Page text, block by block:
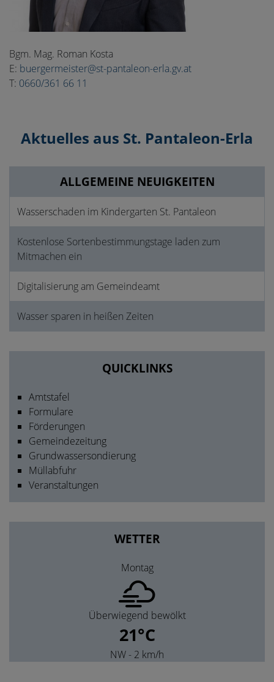
Bgm. Mag. Roman Kosta
E: buergermeister@st-pantaleon-erla.gv.at
T: 0660/361 66 11
Aktuelles aus St. Pantaleon-Erla
ALLGEMEINE NEUIGKEITEN
Wasserschaden im Kindergarten St. Pantaleon
Kostenlose Sortenbestimmungstage laden zum
Mitmachen ein
Digitalisierung am Gemeindeamt
Wasser sparen in heißen Zeiten
QUICKLINKS
Amtstafel
Formulare
Förderungen
Gemeindezeitung
Grundwassersondierung
Müllabfuhr
Veranstaltungen
WETTER
Montag
Überwiegend bewölkt
21°C
NW - 2 km/h